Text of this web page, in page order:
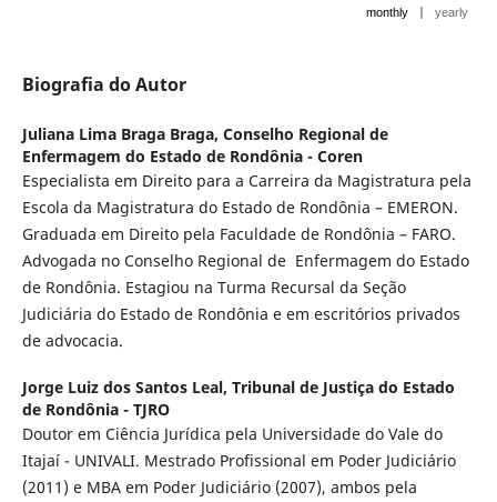
monthly | yearly
Biografia do Autor
Juliana Lima Braga Braga, Conselho Regional de
Enfermagem do Estado de Rondônia - Coren
Especialista em Direito para a Carreira da Magistratura pela
Escola da Magistratura do Estado de Rondônia – EMERON.
Graduada em Direito pela Faculdade de Rondônia – FARO.
Advogada no Conselho Regional de Enfermagem do Estado
de Rondônia. Estagiou na Turma Recursal da Seção
Judiciária do Estado de Rondônia e em escritórios privados
de advocacia.
Jorge Luiz dos Santos Leal, Tribunal de Justiça do Estado
de Rondônia - TJRO
Doutor em Ciência Jurídica pela Universidade do Vale do
Itajaí - UNIVALI. Mestrado Profissional em Poder Judiciário
(2011) e MBA em Poder Judiciário (2007), ambos pela